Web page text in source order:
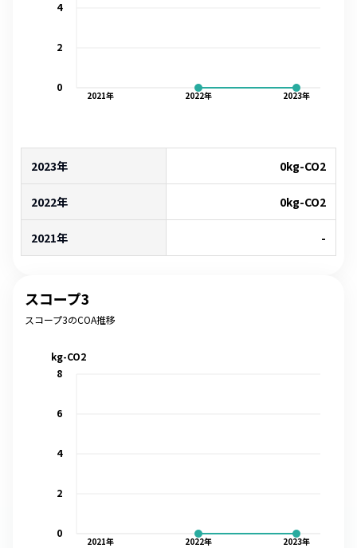
2021年 2022年 2023年
0
2
4
2023年 0kg-CO2
2022年 0kg-CO2
2021年 -
スコープ3
スコープ3のCOA推移
2021年 2022年 2023年
0
2
4
6
8
kg-CO2